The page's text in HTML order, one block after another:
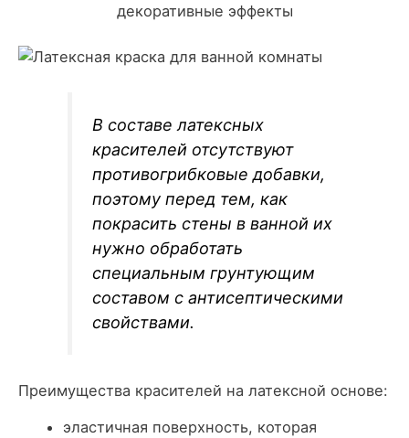
декоративные эффекты
В составе латексных
красителей отсутствуют
противогрибковые добавки,
поэтому перед тем, как
покрасить стены в ванной их
нужно обработать
специальным грунтующим
составом с антисептическими
свойствами.
Преимущества красителей на латексной основе:
эластичная поверхность, которая